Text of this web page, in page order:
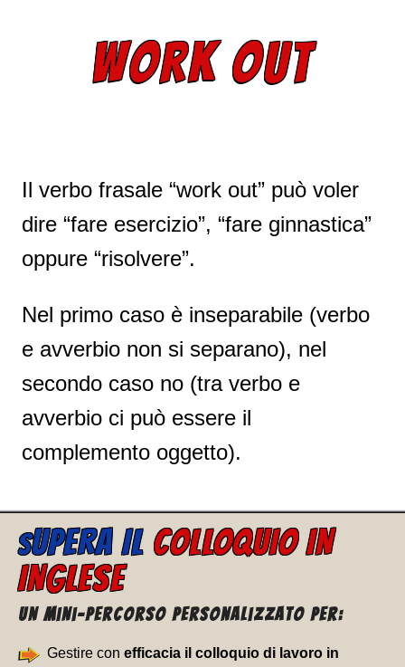
WORK OUT
Il verbo frasale “work out” può voler
dire “fare esercizio”, “fare ginnastica”
oppure “risolvere”.
Nel primo caso è inseparabile (verbo
e avverbio non si separano), nel
secondo caso no (tra verbo e
avverbio ci può essere il
complemento oggetto).
SUPERA IL COLLOQUIO IN
INGLESE
Un Mini-percorso personalizzato per:
Gestire con efficacia il colloquio di lavoro in